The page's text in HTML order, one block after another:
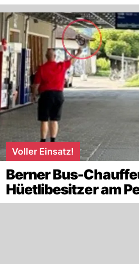
Voller Einsatz!
Berner Bus-
Hüetlibesitzer am